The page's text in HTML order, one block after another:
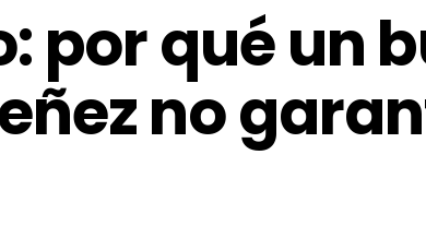
por qué un
no